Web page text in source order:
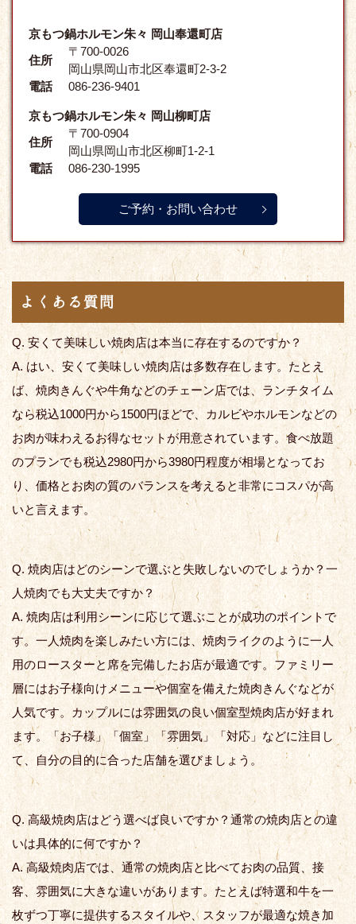
京もつ鍋ホルモン朱々 岡山奉還町店
住所
〒700-0026
岡山県岡山市北区奉還町2-3-2
電話
086-236-9401
京もつ鍋ホルモン朱々 岡山柳町店
住所
〒700-0904
岡山県岡山市北区柳町1-2-1
電話
086-230-1995
ご予約・お問い合わせ
よくある質問
Q. 安くて美味しい焼肉店は本当に存在するのですか？
A. はい、安くて美味しい焼肉店は多数存在します。たとえ
ば、焼肉きんぐや牛角などのチェーン店では、ランチタイム
なら税込1000円から1500円ほどで、カルビやホルモンなどの
お肉が味わえるお得なセットが用意されています。食べ放題
のプランでも税込2980円から3980円程度が相場となってお
り、価格とお肉の質のバランスを考えると非常にコスパが高
いと言えます。
Q. 焼肉店はどのシーンで選ぶと失敗しないのでしょうか？一
人焼肉でも大丈夫ですか？
A. 焼肉店は利用シーンに応じて選ぶことが成功のポイントで
す。一人焼肉を楽しみたい方には、焼肉ライクのように一人
用のロースターと席を完備したお店が最適です。ファミリー
層にはお子様向けメニューや個室を備えた焼肉きんぐなどが
人気です。カップルには雰囲気の良い個室型焼肉店が好まれ
ます。「お子様」「個室」「雰囲気」「対応」などに注目し
て、自分の目的に合った店舗を選びましょう。
Q. 高級焼肉店はどう選べば良いですか？通常の焼肉店との違
いは具体的に何ですか？
A. 高級焼肉店では、通常の焼肉店と比べてお肉の品質、接
客、雰囲気に大きな違いがあります。たとえば特選和牛を一
枚ずつ丁寧に提供するスタイルや、スタッフが最適な焼き加